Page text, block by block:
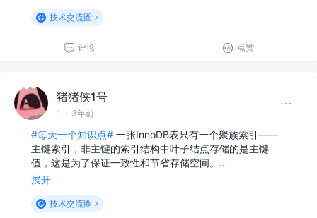
技术交流圈
评论 点赞
猪猪侠1号
1 · 3年前
#每天一个知识点# 一张InnoDB表只有一个聚族索引——
主键索引，非主键的索引结构中叶子结点存储的是主键
值，这是为了保证一致性和节省存储空间。…
展开
技术交流圈